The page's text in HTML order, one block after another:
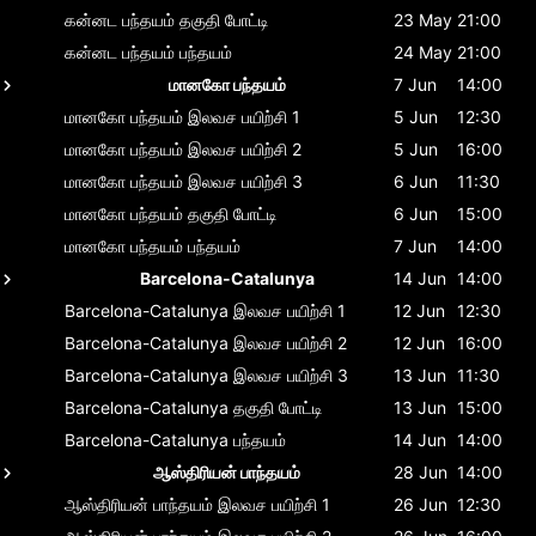
கன்னட பந்தயம் தகுதி போட்டி 23 May 21:00
கன்னட பந்தயம் பந்தயம் 24 May 21:00
மானகோ பந்தயம்
7 Jun
14:00
மானகோ பந்தயம் இலவச பயிற்சி 1 5 Jun
12:30
மானகோ பந்தயம் இலவச பயிற்சி 2 5 Jun
16:00
மானகோ பந்தயம் இலவச பயிற்சி 3 6 Jun
11:30
மானகோ பந்தயம் தகுதி போட்டி 6 Jun
15:00
மானகோ பந்தயம் பந்தயம் 7 Jun
14:00
Barcelona-Catalunya
14 Jun 14:00
Barcelona-Catalunya இலவச பயிற்சி 1 12 Jun 12:30
Barcelona-Catalunya இலவச பயிற்சி 2 12 Jun 16:00
Barcelona-Catalunya இலவச பயிற்சி 3 13 Jun 11:30
Barcelona-Catalunya தகுதி போட்டி 13 Jun 15:00
Barcelona-Catalunya பந்தயம் 14 Jun 14:00
ஆஸ்திரியன் பாந்தயம்
28 Jun 14:00
ஆஸ்திரியன் பாந்தயம் இலவச பயிற்சி 1 26 Jun 12:30